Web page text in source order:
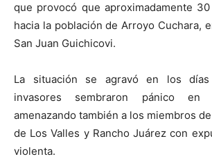
que provocó que aproximadamente
hacia la población de Arroyo Cuchara,
San Juan Guichicovi.
La situación se agravó en los días
invasores sembraron pánico
amenazando también a los miembros
de Los Valles y Rancho Juárez con
violenta.